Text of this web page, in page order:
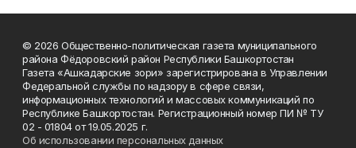
© 2026 Общественно-политическая газета муниципального
района Фёдоровский район Республики Башкортостан
Газета «Ашкадарские зори» зарегистрирована в Управлении
Федеральной службы по надзору в сфере связи,
информационных технологий и массовых коммуникаций по
Республике Башкортостан. Регистрационный номер ПИ № ТУ
02 - 01804 от 19.05.2025 г.
Об использовании персональных данных